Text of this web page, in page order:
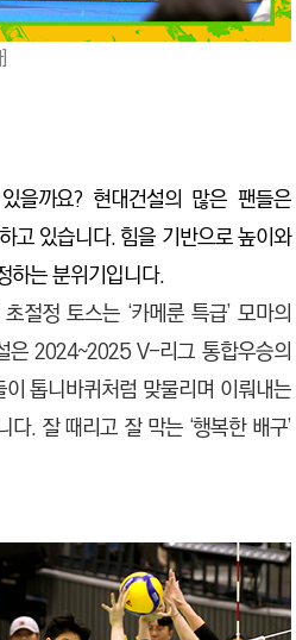
을까요? 현대건설의 많은 팬들은
고 있습니다. 힘을 기반으로 높이와
하는 분위기입니다.
절정 토스는 ‘카메룬 특급’ 모마의
은 2024~2025 V-리그 통합우승의
톱니바퀴처럼 맞물리며 이뤄내는
. 잘 때리고 잘 막는 ‘행복한 배구’